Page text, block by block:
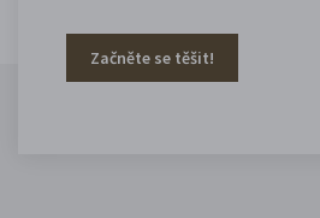
Začněte se těšit!